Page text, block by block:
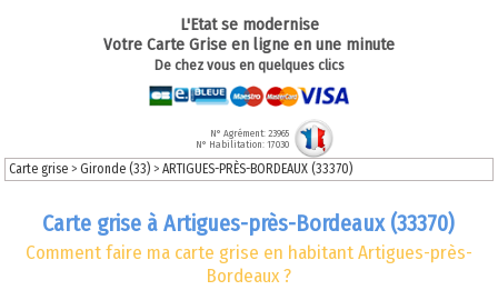
L'Etat se modernise
Votre Carte Grise en ligne en une minute
De chez vous en quelques clics
N° Agrément: 23965
N° Habilitation: 17030
Carte grise >Gironde (33)>ARTIGUES-PRÈS-BORDEAUX (33370)
Carte grise à Artigues-près-Bordeaux (33370)
Comment faire ma carte grise en habitant Artigues-près-
Bordeaux ?